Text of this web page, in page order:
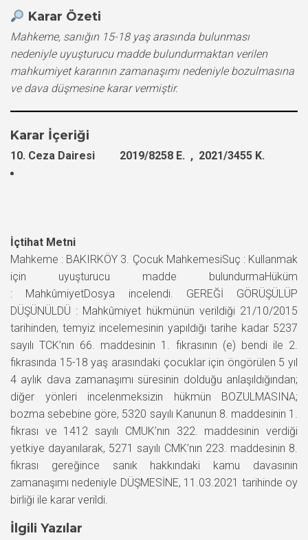
Karar Özeti
Mahkeme, sanığın 15-18 yaş arasında bulunması
nedeniyle uyuşturucu madde bulundurmaktan verilen
mahkumiyet kararının zamanaşımı nedeniyle bozulmasına
ve dava düşmesine karar vermiştir.
Karar İçeriği
10. Ceza Dairesi 2019/8258 E. , 2021/3455 K.
İçtihat Metni
Mahkeme : BAKIRKÖY 3. Çocuk MahkemesiSuç : Kullanmak
için uyuşturucu madde bulundurmaHüküm
: MahkûmiyetDosya incelendi. GEREĞİ GÖRÜŞÜLÜP
DÜŞÜNÜLDÜ : Mahkûmiyet hükmünün verildiği 21/10/2015
tarihinden, temyiz incelemesinin yapıldığı tarihe kadar 5237
sayılı TCK’nın 66. maddesinin 1. fıkrasının (e) bendi ile 2.
fıkrasında 15-18 yaş arasındaki çocuklar için öngörülen 5 yıl
4 aylık dava zamanaşımı süresinin dolduğu anlaşıldığından;
diğer yönleri incelenmeksizin hükmün BOZULMASINA;
bozma sebebine göre, 5320 sayılı Kanunun 8. maddesinin 1.
fıkrası ve 1412 sayılı CMUK’nın 322. maddesinin verdiği
yetkiye dayanılarak, 5271 sayılı CMK’nın 223. maddesinin 8.
fıkrası gereğince sanık hakkındaki kamu davasının
zamanaşımı nedeniyle DÜŞMESİNE, 11.03.2021 tarihinde oy
birliği ile karar verildi.
İlgili Yazılar